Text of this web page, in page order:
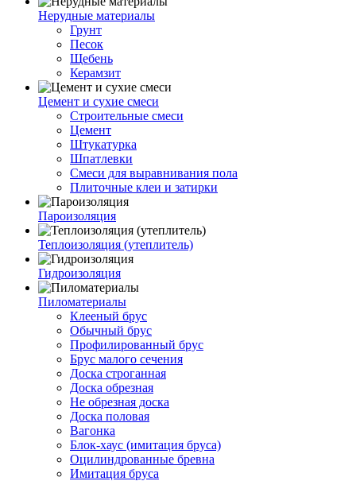
Нерудные материалы
Грунт
Песок
Щебень
Керамзит
Цемент и сухие смеси
Строительные смеси
Цемент
Штукатурка
Шпатлевки
Смеси для выравнивания пола
Плиточные клеи и затирки
Пароизоляция
Теплоизоляция (утеплитель)
Гидроизоляция
Пиломатериалы
Клееный брус
Обычный брус
Профилированный брус
Брус малого сечения
Доска строганная
Доска обрезная
Не обрезная доска
Доска половая
Вагонка
Блок-хаус (имитация бруса)
Оцилиндрованные бревна
Имитация бруса